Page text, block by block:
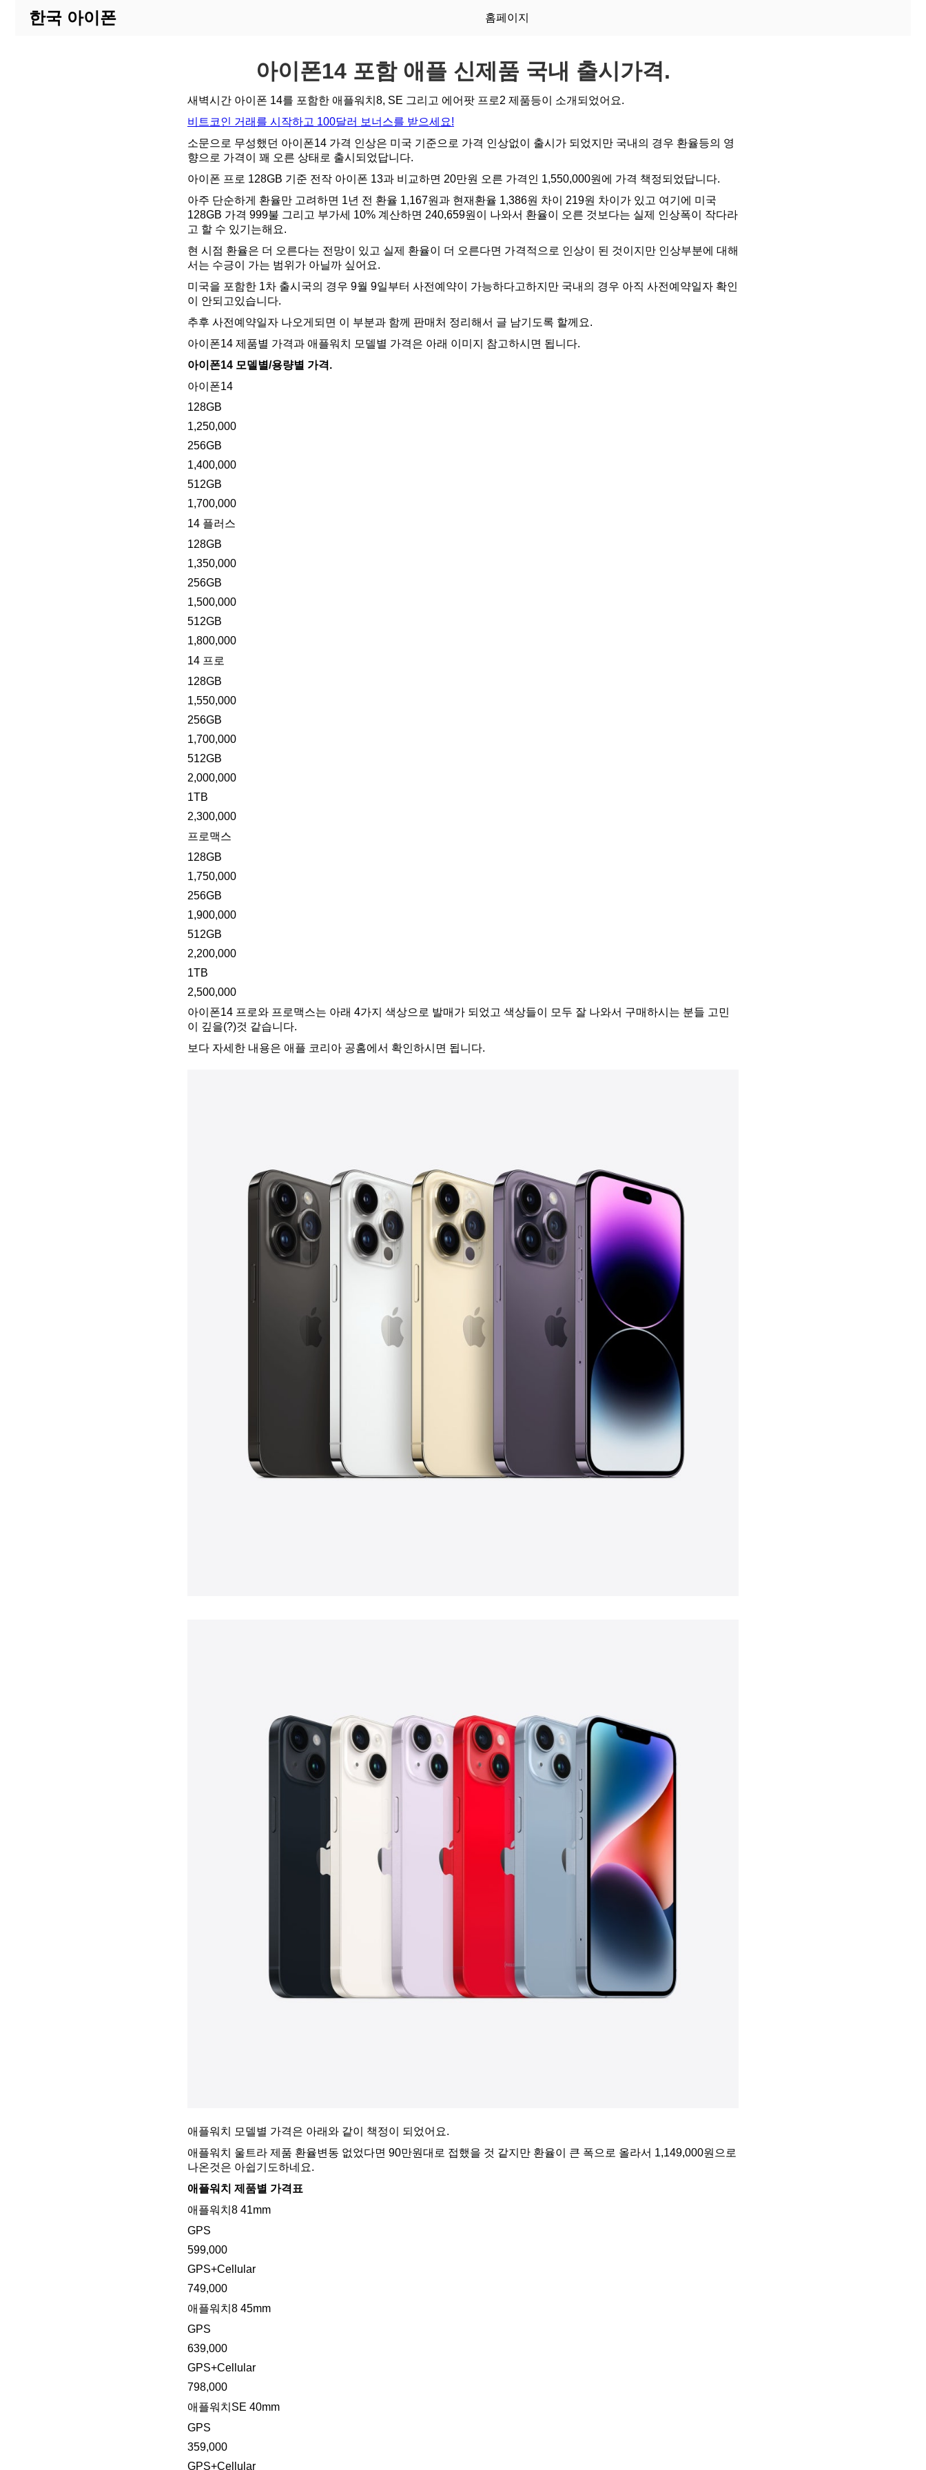
한국 아이폰 홈페이지
아이폰14 포함 애플 신제품 국내 출시가격.
새벽시간 아이폰 14를 포함한 애플워치8, SE 그리고 에어팟 프로2 제품등이 소개되었어요.
비트코인 거래를 시작하고 100달러 보너스를 받으세요!
소문으로 무성했던 아이폰14 가격 인상은 미국 기준으로 가격 인상없이 출시가 되었지만 국내의 경우 환율등의 영
향으로 가격이 꽤 오른 상태로 출시되었답니다.
아이폰 프로 128GB 기준 전작 아이폰 13과 비교하면 20만원 오른 가격인 1,550,000원에 가격 책정되었답니다.
아주 단순하게 환율만 고려하면 1년 전 환율 1,167원과 현재환율 1,386원 차이 219원 차이가 있고 여기에 미국
128GB 가격 999불 그리고 부가세 10% 계산하면 240,659원이 나와서 환율이 오른 것보다는 실제 인상폭이 작다라
고 할 수 있기는해요.
현 시점 환율은 더 오른다는 전망이 있고 실제 환율이 더 오른다면 가격적으로 인상이 된 것이지만 인상부분에 대해
서는 수긍이 가는 범위가 아닐까 싶어요.
미국을 포함한 1차 출시국의 경우 9월 9일부터 사전예약이 가능하다고하지만 국내의 경우 아직 사전예약일자 확인
이 안되고있습니다.
추후 사전예약일자 나오게되면 이 부분과 함께 판매처 정리해서 글 남기도록 할께요.
아이폰14 제품별 가격과 애플워치 모델별 가격은 아래 이미지 참고하시면 됩니다.
아이폰14 모델별/용량별 가격.
아이폰14
128GB
1,250,000
256GB
1,400,000
512GB
1,700,000
14 플러스
128GB
1,350,000
256GB
1,500,000
512GB
1,800,000
14 프로
128GB
1,550,000
256GB
1,700,000
512GB
2,000,000
1TB
2,300,000
프로맥스
128GB
1,750,000
256GB
1,900,000
512GB
2,200,000
1TB
2,500,000
아이폰14 프로와 프로맥스는 아래 4가지 색상으로 발매가 되었고 색상들이 모두 잘 나와서 구매하시는 분들 고민
이 깊을(?)것 같습니다.
보다 자세한 내용은 애플 코리아 공홈에서 확인하시면 됩니다.
애플워치 모델별 가격은 아래와 같이 책정이 되었어요.
애플워치 울트라 제품 환율변동 없었다면 90만원대로 접했을 것 같지만 환율이 큰 폭으로 올라서 1,149,000원으로
나온것은 아쉽기도하네요.
애플워치 제품별 가격표
애플워치8 41mm
GPS
599,000
GPS+Cellular
749,000
애플워치8 45mm
GPS
639,000
GPS+Cellular
798,000
애플워치SE 40mm
GPS
359,000
GPS+Cellular